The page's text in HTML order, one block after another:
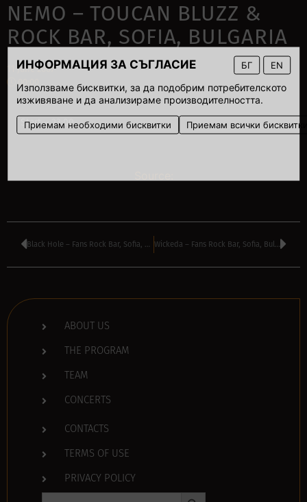
ИНФОРМАЦИЯ ЗА СЪГЛАСИЕ БГ EN
Използваме бисквитки, за да подобрим потребителското
изживяване и да анализираме производителността.
Приемам необходими бисквитки Приемам всички
NEMO – TOUCAN BLUZZ &
ROCK BAR, SOFIA, BULGARIA
11 June 2007
00:00
Start – 23:00.
Black Hole – Fans Rock Bar, Sofia, Bulgaria Wickeda – Fans Rock Bar, Sofia, Bulgaria
ABOUT US
THE PROGRAM
TEAM
CONCERTS
CONTACTS
TERMS OF USE
PRIVACY POLICY
Search Button